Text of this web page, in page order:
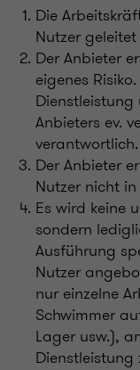
Die
Nutzer
Der Anbieter
eigenes
Anbieters ev.
verantwortlich.
Der Anbieter
Nutzer nicht
Es wird keine
sondern
Ausführung
Nutzer
nur einzelne
Schwimmer
Lager usw.),
Dienstleistung